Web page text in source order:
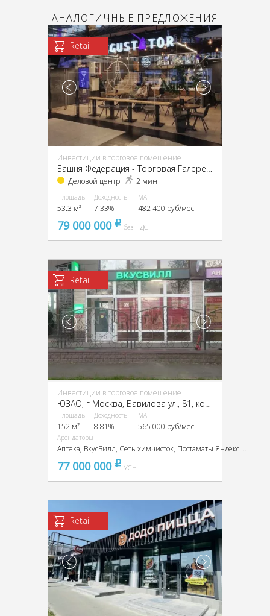
АНАЛОГИЧНЫЕ ПРЕДЛОЖЕНИЯ
Retail
Инвестиции в торговое помещение
Башня Федерация - Торговая Галерея, ЦАО, г Москва, Пресненская наб, д 12
Деловой центр 2 мин
Площадь
53.3 м²
Доходность
7.33%
МАП
482 400 руб/мес
79 000 000 pуббез НДС
Retail
Инвестиции в торговое помещение
Площадь
152 м²
Доходность
8.81%
МАП
565 000 руб/мес
Арендаторы
Аптека, ВкусВилл, Сеть химчисток, Постаматы Яндекс и СберМаркет
77 000 000 pуб
УСН
Retail